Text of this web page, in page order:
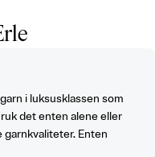
i luksusklassen som
det enten alene eller
garnkvaliteter. Enten